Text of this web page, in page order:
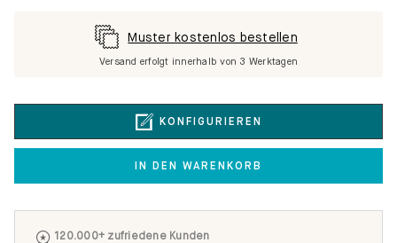
KONFIGURIEREN
IN DEN WARENKORB
Muster kostenlos bestellen
Versand erfolgt innerhalb von 3 Werktagen
120.000+ zufriedene Kunden